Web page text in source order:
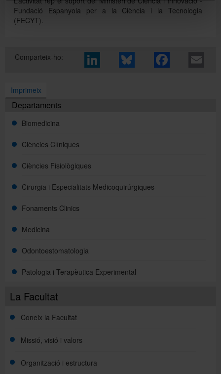
La Facultat
Coneix la Facultat
Missió, visió i valors
Organització i estructura
Fundació Espanyola per a la Ciència i la Tecnologia
(FECYT).
Comparteix-ho:
Imprimeix
Departaments
Biomedicina
Ciències Clíniques
Ciències Fisiològiques
Cirurgia i Especialitats Medicoquirúrgiques
Fonaments Clinics
Medicina
Odontoestomatologia
Patologia i Terapèutica Experimental